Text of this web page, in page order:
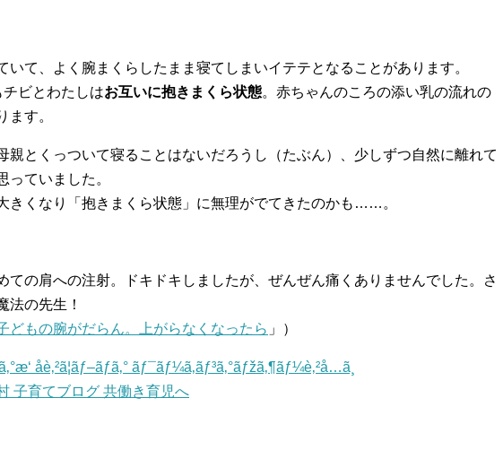
いて、よく腕まくらしたまま寝てしまいイテテとなることがあります。
ビとわたしはお互いに抱きまくら状態。赤ちゃんのころの添い乳の流れの
ます。
親とくっついて寝ることはないだろうし（たぶん）、少しずつ自然に離れて
っていました。
きくなり「抱きまくら状態」に無理がでてきたのかも……。
ての肩への注射。ドキドキしましたが、ぜんぜん痛くありませんでした。さ
法の先生！
どもの腕がだらん。上がらなくなったら 」）